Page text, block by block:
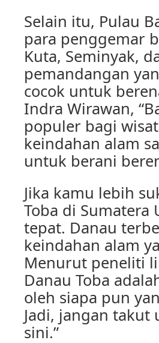
Selain itu, Pulau
para penggemar
Kuta, Seminyak,
pemandangan
cocok untuk
Indra Wirawan,
populer bagi
keindahan alam
untuk berani
Jika kamu lebih
Toba di
tepat. Danau
keindahan alam
Menurut peneliti
Danau Toba
oleh siapa pun
Jadi, jangan
sini.”